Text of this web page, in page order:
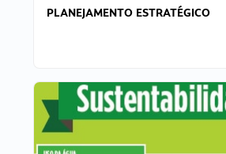
PLANEJAMENTO ESTRATÉGICO